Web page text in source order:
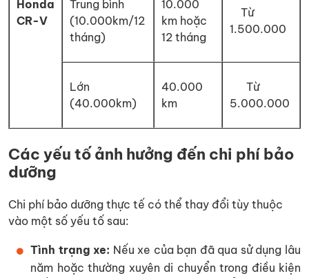
Honda
CR-V
Trung bình
(10.000km/12
tháng)
10.000
km hoặc
12 tháng
Từ
1.500.000
Lớn
(40.000km)
40.000
km
Từ
5.000.000
Các yếu tố ảnh hưởng đến chi phí bảo
dưỡng
Chi phí bảo dưỡng thực tế có thể thay đổi tùy thuộc
vào một số yếu tố sau:
Tình trạng xe: Nếu xe của bạn đã qua sử dụng lâu
năm hoặc thường xuyên di chuyển trong điều kiện